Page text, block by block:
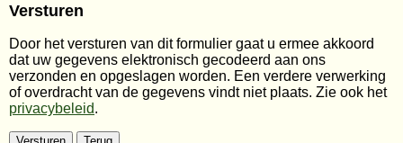
Versturen
Door het versturen van dit formulier gaat u ermee akkoord
dat uw gegevens elektronisch gecodeerd aan ons
verzonden en opgeslagen worden. Een verdere verwerking
of overdracht van de gegevens vindt niet plaats. Zie ook het
privacybeleid.